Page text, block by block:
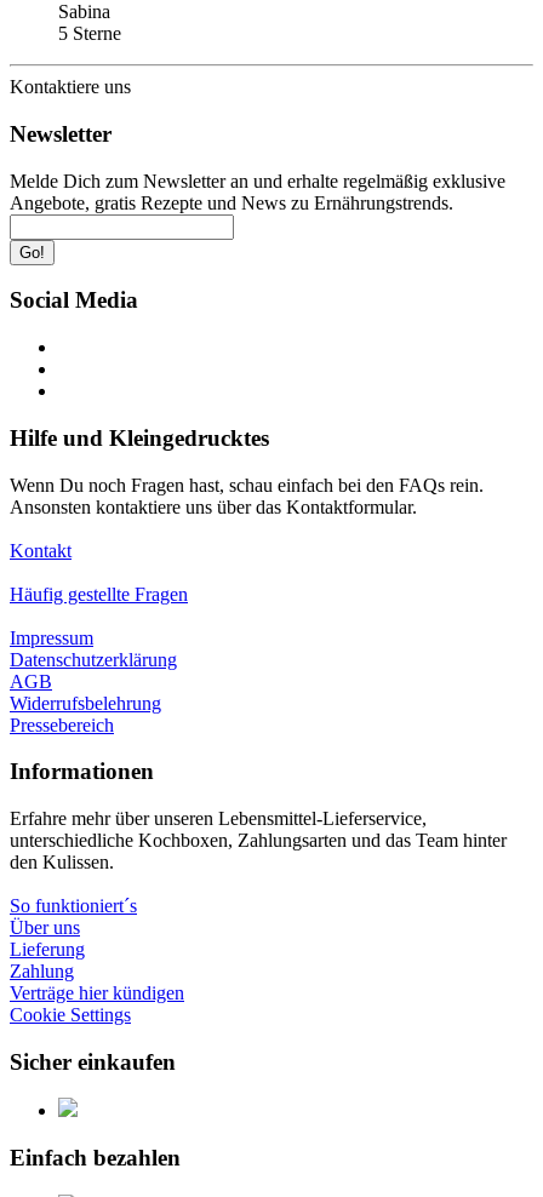
Sabina
5 Sterne
Kontaktiere uns
Newsletter
Melde Dich zum Newsletter an und erhalte regelmäßig exklusive
Angebote, gratis Rezepte und News zu Ernährungstrends.
Go!
Social Media
Hilfe und Kleingedrucktes
Wenn Du noch Fragen hast, schau einfach bei den FAQs rein.
Ansonsten kontaktiere uns über das Kontaktformular.
Kontakt
Häufig gestellte Fragen
Impressum
Datenschutzerklärung
AGB
Widerrufsbelehrung
Pressebereich
Informationen
Erfahre mehr über unseren Lebensmittel-Lieferservice,
unterschiedliche Kochboxen, Zahlungsarten und das Team hinter
den Kulissen.
So funktioniert´s
Über uns
Lieferung
Zahlung
Verträge hier kündigen
Cookie Settings
Sicher einkaufen
Einfach bezahlen